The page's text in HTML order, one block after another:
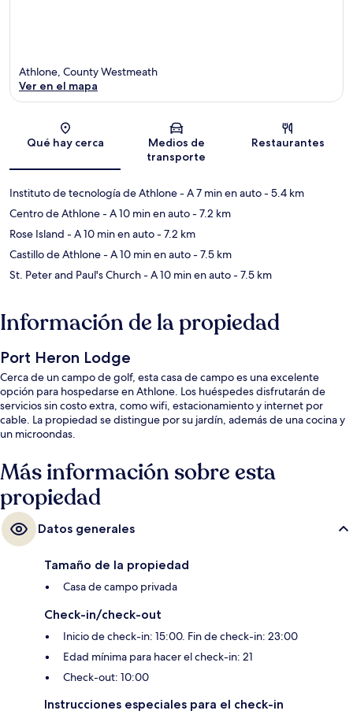
Sección del mapa
Athlone, County Westmeath
Ver en el mapa
Qué hay cerca
Medios de
transporte
Restaurantes
Instituto de tecnología de Athlone- A 7 min en auto- 5.4 km
Centro de Athlone- A 10 min en auto- 7.2 km
Rose Island - A 10 min en auto- 7.2 km
Castillo de Athlone- A 10 min en auto- 7.5 km
St. Peter and Paul's Church- A 10 min en auto- 7.5 km
Información de la propiedad
Port Heron Lodge
Cerca de un campo de golf, esta casa de campo es una excelente
opción para hospedarse en Athlone. Los huéspedes disfrutarán de
servicios sin costo extra, como wifi, estacionamiento y internet por
cable. La propiedad se distingue por su jardín, además de una cocina y
un microondas.
Más información sobre esta
propiedad
Datos generales
Tamaño de la propiedad
Casa de campo privada
Check-in/check-out
Inicio de check-in: 15:00. Fin de check-in: 23:00
Edad mínima para hacer el check-in: 21
Check-out: 10:00
Instrucciones especiales para el check-in